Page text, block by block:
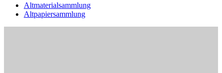
Altmaterialsammlung
Altpapiersammlung